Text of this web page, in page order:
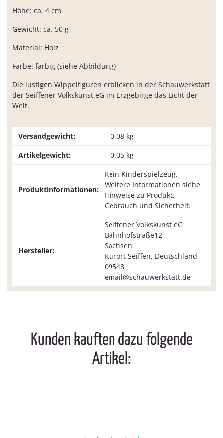
Höhe: ca. 4 cm
Gewicht: ca. 50 g
Material: Holz
Farbe: farbig (siehe Abbildung)
Die lustigen Wippelfiguren erblicken in der Schauwerkstatt
der Seiffener Volkskunst eG im Erzgebirge das Licht der
Welt.
Versandgewicht:
0,08 kg
Artikelgewicht:
0,05 kg
Produktinformationen:
Kein Kinderspielzeug.
Weitere Informationen siehe
Hinweise zu Produkt,
Gebrauch und Sicherheit.
Hersteller:
Seiffener Volkskunst eG
Bahnhofstraße12
Sachsen
Kurort Seiffen, Deutschland,
09548
email@schauwerkstatt.de
Kunden kauften dazu folgende
Artikel: